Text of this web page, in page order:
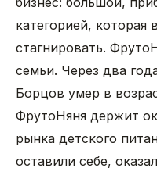
категорией,
стагнировать.
семьи. Через два
Борцов умер в
ФрутоНяня держит
рынка детского
оставили себе,